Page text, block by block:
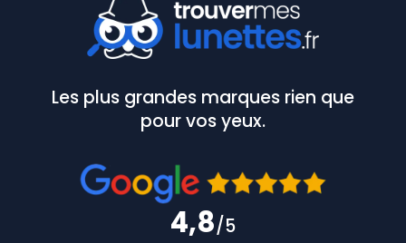
Les plus grandes marques rien que
pour vos yeux.
4,8/5